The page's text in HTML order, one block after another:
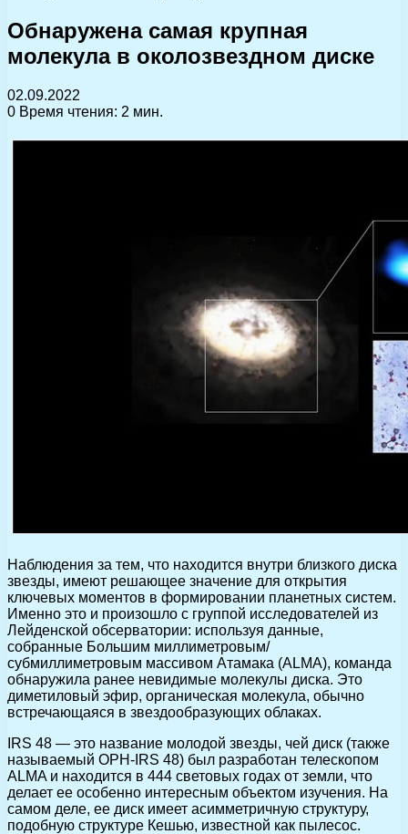
Обнаружена самая крупная
молекула в околозвездном диске
02.09.2022
0 Время чтения: 2 мин.
Наблюдения за тем, что находится внутри близкого диска
звезды, имеют решающее значение для открытия
ключевых моментов в формировании планетных систем.
Именно это и произошло с группой исследователей из
Лейденской обсерватории: используя данные,
собранные Большим миллиметровым/
субмиллиметровым массивом Атамака (ALMA), команда
обнаружила ранее невидимые молекулы диска. Это
диметиловый эфир, органическая молекула, обычно
встречающаяся в звездообразующих облаках.
IRS 48 — это название молодой звезды, чей диск (также
называемый OPH-IRS 48) был разработан телескопом
ALMA и находится в 444 световых годах от земли, что
делает ее особенно интересным объектом изучения. На
самом деле, ее диск имеет асимметричную структуру,
подобную структуре Кешью, известной как пылесос.